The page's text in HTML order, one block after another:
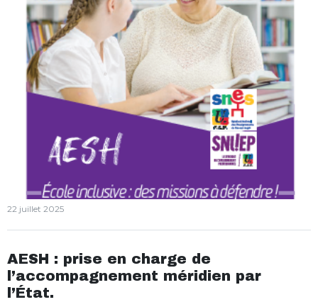
22 juillet 2025
AESH : prise en charge de
l’accompagnement méridien par
l’État.